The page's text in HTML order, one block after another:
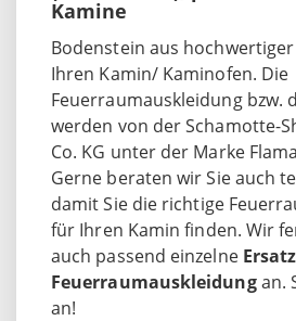
Kamine
Bodenstein aus
Ihren Kamin/ Kaminofen. Die
Feuerraumauskleidung bzw.
werden von der Schamotte-
Co. KG unter der Marke
Gerne beraten wir Sie auch
damit Sie die richtige
für Ihren Kamin finden. Wir
auch passend einzelne
Feuerraumauskleidungan.
an!